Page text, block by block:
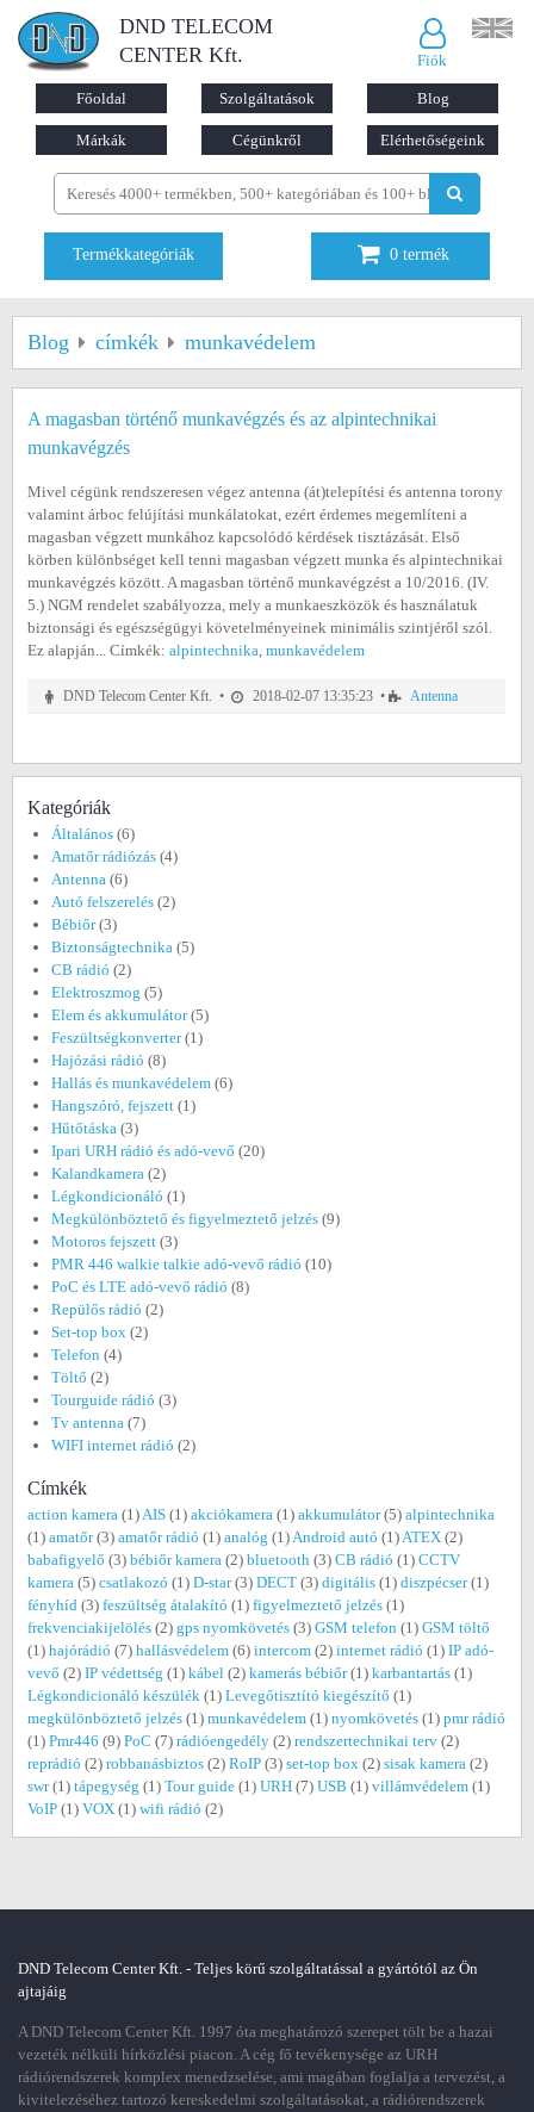
DND TELECOM
CENTER Kft.
Fiók
Főoldal Szolgáltatások Blog
Márkák Cégünkről Elérhetőségeink
Termékkategóriák 0 termék
Blog címkék munkavédelem
A magasban történő munkavégzés és az alpintechnikai
munkavégzés
Mivel cégünk rendszeresen végez antenna (át)telepítési és antenna torony
valamint árboc felújítási munkálatokat, ezért érdemes megemlíteni a
magasban végzett munkához kapcsolódó kérdések tisztázását. Első
körben különbséget kell tenni magasban végzett munka és alpintechnikai
munkavégzés között. A magasban történő munkavégzést a 10/2016. (IV.
5.) NGM rendelet szabályozza, mely a munkaeszközök és használatuk
biztonsági és egészségügyi követelményeinek minimális szintjéről szól.
Ez alapján... Címkék: alpintechnika, munkavédelem
DND Telecom Center Kft. • 2018-02-07 13:35:23 • Antenna
Kategóriák
Általános (6)
Amatőr rádiózás (4)
Antenna (6)
Autó felszerelés (2)
Bébiőr(3)
Biztonságtechnika (5)
CB rádió (2)
Elektroszmog (5)
Elem és akkumulátor(5)
Feszültségkonverter(1)
Hajózási rádió (8)
Hallás és munkavédelem (6)
Hangszóró, fejszett (1)
Hűtőtáska (3)
Ipari URH rádió és adó-vevő (20)
Kalandkamera (2)
Légkondicionáló (1)
Megkülönböztető és figyelmeztető jelzés (9)
Motoros fejszett (3)
PMR 446 walkie talkie adó-vevő rádió (10)
PoC és LTE adó-vevő rádió (8)
Repülős rádió (2)
Set-top box (2)
Telefon (4)
Töltő (2)
Tourguide rádió (3)
Tv antenna (7)
WIFI internet rádió (2)
Címkék
action kamera (1)AIS (1) akciókamera (1) akkumulátor(5) alpintechnika
(1) amatőr(3) amatőr rádió (1) analóg (1)Android autó (1)ATEX (2)
babafigyelő (3) bébiőr kamera (2) bluetooth (3) CB rádió (1) CCTV
kamera (5) csatlakozó (1) D-star(3) DECT (3) digitális (1) diszpécser(1)
fényhíd (3) feszültség átalakító (1) figyelmeztető jelzés (1)
frekvenciakijelölés (2) gps nyomkövetés (3) GSM telefon (1) GSM töltő
(1) hajórádió (7) hallásvédelem (6) intercom (2) internet rádió (1) IP adó-
vevő (2) IP védettség (1) kábel (2) kamerás bébiőr(1) karbantartás (1)
Légkondicionáló készülék (1) Levegőtisztító kiegészítő (1)
megkülönböztető jelzés (1) munkavédelem (1) nyomkövetés (1) pmr rádió
(1) Pmr446 (9) PoC (7) rádióengedély (2) rendszertechnikai terv (2)
reprádió (2) robbanásbiztos (2) RoIP (3) set-top box (2) sisak kamera (2)
swr(1) tápegység (1) Tour guide (1) URH (7) USB (1) villámvédelem (1)
VoIP (1) VOX (1) wifi rádió (2)
DND Telecom Center Kft. - Teljes körű szolgáltatással a gyártótól az Ön
ajtajáig
A DND Telecom Center Kft. 1997 óta meghatározó szerepet tölt be a hazai
vezeték nélküli hírközlési piacon. A cég fő tevékenysége az URH
rádiórendszerek komplex menedzselése, ami magában foglalja a tervezést, a
kivitelezéséhez tartozó kereskedelmi szolgáltatásokat, a rádiórendszerek